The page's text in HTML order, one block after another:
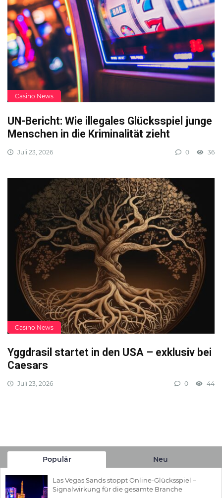
Casino News
UN-Bericht: Wie illegales Glücksspiel junge
Menschen in die Kriminalität zieht
Juli 23, 2026 0 36
Casino News
Yggdrasil startet in den USA – exklusiv bei
Caesars
Juli 23, 2026 0 44
Populär Neu
Las Vegas Sands stoppt Online-Glücksspiel –
Signalwirkung für die gesamte Branche